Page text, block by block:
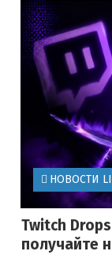
НОВОСТИ
Twitch
получайте